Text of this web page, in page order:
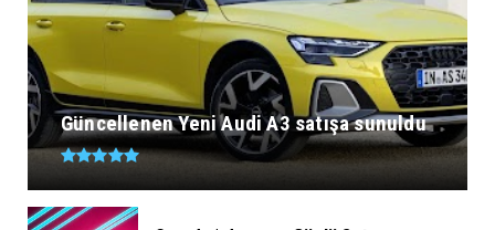
Güncellenen Yeni Audi A3 satışa sunuldu